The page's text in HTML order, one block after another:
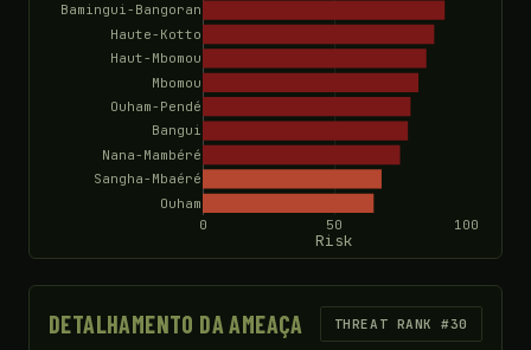
0 50 100
Ouham
Sangha-Mbaéré
Nana-Mambéré
Bangui
Ouham-Pendé
Mbomou
Haut-Mbomou
Haute-Kotto
Bamingui-Bangoran
Risk
DETALHAMENTO DA AMEAÇA THREAT RANK #30